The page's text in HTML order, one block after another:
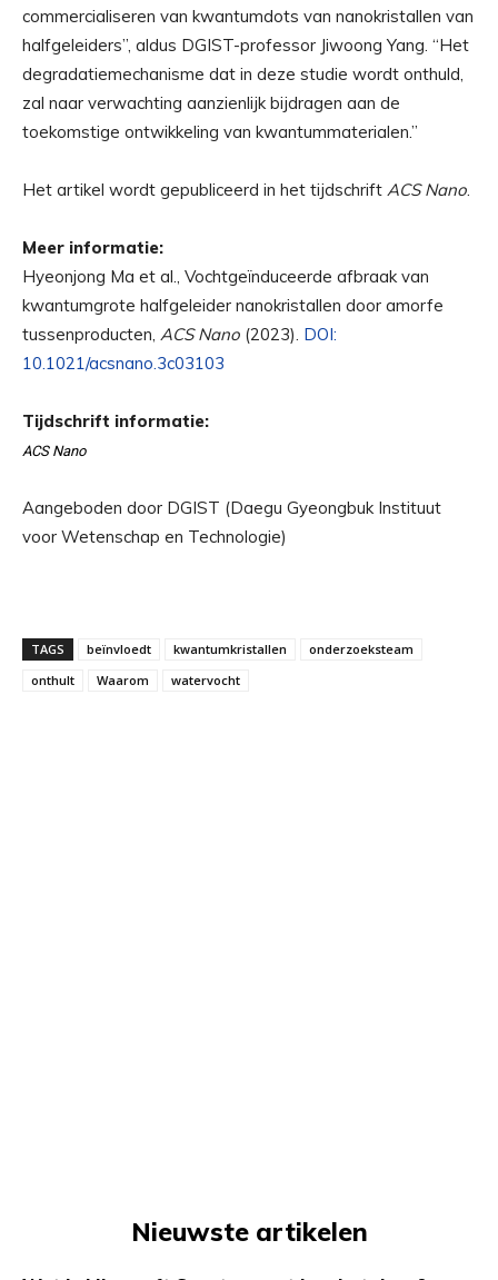
commercialiseren van kwantumdots van nanokristallen van
halfgeleiders”, aldus DGIST-professor Jiwoong Yang. “Het
degradatiemechanisme dat in deze studie wordt onthuld,
zal naar verwachting aanzienlijk bijdragen aan de
toekomstige ontwikkeling van kwantummaterialen.”
Het artikel wordt gepubliceerd in het tijdschrift ACS Nano.
Meer informatie:
Hyeonjong Ma et al., Vochtgeïnduceerde afbraak van
kwantumgrote halfgeleider nanokristallen door amorfe
tussenproducten, ACS Nano (2023). DOI:
10.1021/acsnano.3c03103
Tijdschrift informatie:
ACS Nano
Aangeboden door DGIST (Daegu Gyeongbuk Instituut
voor Wetenschap en Technologie)
TAGS beïnvloedt kwantumkristallen
onderzoeksteam
onthult
Waarom watervocht
Nieuwste artikelen